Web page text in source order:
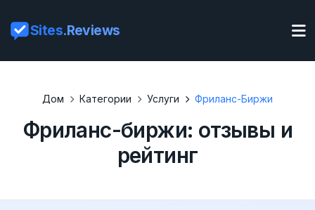
Sites.Reviews
Дом Категории Услуги Фриланс-Биржи
Фриланс-биржи: отзывы и
рейтинг